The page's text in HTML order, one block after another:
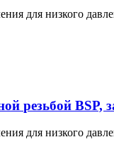
для низкого
резьбой BSP,
для низкого